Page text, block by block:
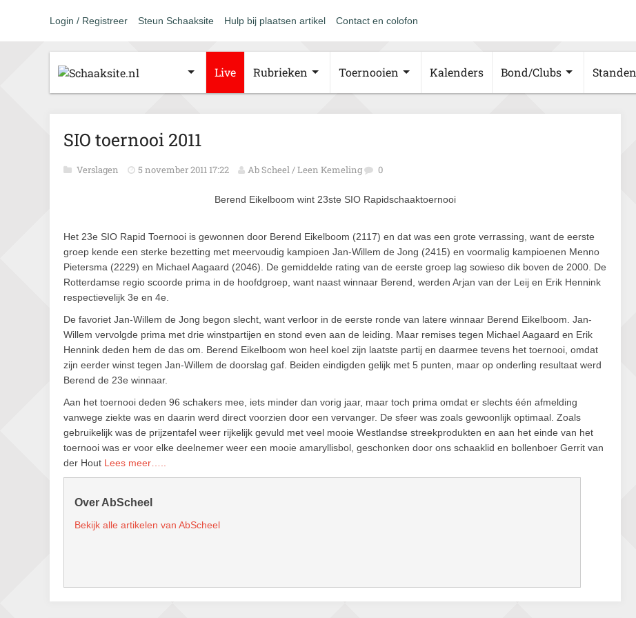
Login / Registreer Steun Schaaksite Hulp bij plaatsen artikel Contact en colofon
Live Rubrieken Toernooien Kalenders Bond/Clubs Standen
SIO toernooi 2011
Verslagen 5 november 2011 17:22 Ab Scheel / Leen Kemeling 0
Berend Eikelboom wint 23ste SIO Rapidschaaktoernooi
Het 23e SIO Rapid Toernooi is gewonnen door Berend Eikelboom (2117) en dat was een grote verrassing, want de eerste
groep kende een sterke bezetting met meervoudig kampioen Jan-Willem de Jong (2415) en voormalig kampioenen Menno
Pietersma (2229) en Michael Aagaard (2046). De gemiddelde rating van de eerste groep lag sowieso dik boven de 2000. De
Rotterdamse regio scoorde prima in de hoofdgroep, want naast winnaar Berend, werden Arjan van der Leij en Erik Hennink
respectievelijk 3e en 4e.
De favoriet Jan-Willem de Jong begon slecht, want verloor in de eerste ronde van latere winnaar Berend Eikelboom. Jan-
Willem vervolgde prima met drie winstpartijen en stond even aan de leiding. Maar remises tegen Michael Aagaard en Erik
Hennink deden hem de das om. Berend Eikelboom won heel koel zijn laatste partij en daarmee tevens het toernooi, omdat
zijn eerder winst tegen Jan-Willem de doorslag gaf. Beiden eindigden gelijk met 5 punten, maar op onderling resultaat werd
Berend de 23e winnaar.
Aan het toernooi deden 96 schakers mee, iets minder dan vorig jaar, maar toch prima omdat er slechts één afmelding
vanwege ziekte was en daarin werd direct voorzien door een vervanger. De sfeer was zoals gewoonlijk optimaal. Zoals
gebruikelijk was de prijzentafel weer rijkelijk gevuld met veel mooie Westlandse streekprodukten en aan het einde van het
toernooi was er voor elke deelnemer weer een mooie amaryllisbol, geschonken door ons schaaklid en bollenboer Gerrit van
der Hout Lees meer…..
Over AbScheel
Bekijk alle artikelen van AbScheel